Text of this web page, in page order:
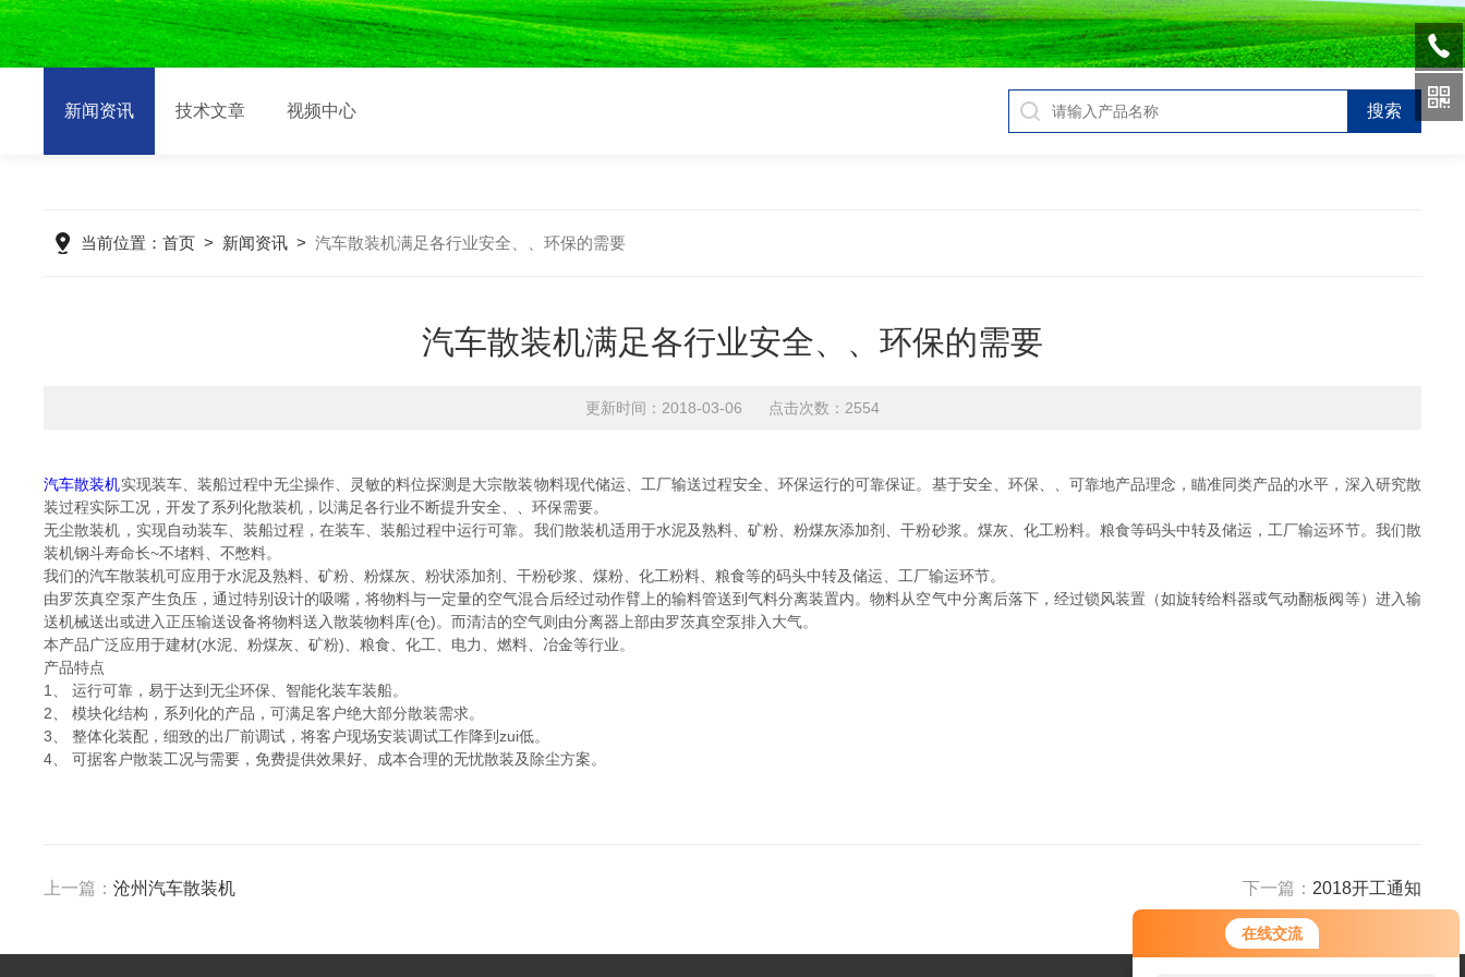
在线交流
新闻资讯 技术文章 视频中心
当前位置：首页 > 新闻资讯 >汽车散装机满足各行业安全、、环保的需要
汽车散装机满足各行业安全、、环保的需要
更新时间：2018-03-06 点击次数：2554
汽车散装机实现装车、装船过程中无尘操作、灵敏的料位探测是大宗散装物料现代储运、工厂输送过程安全、环保运行的可靠保证。基于安全、环保、、可靠地产品理念，瞄准同类产品的水平，深入研究散
装过程实际工况，开发了系列化散装机，以满足各行业不断提升安全、、环保需要。
无尘散装机，实现自动装车、装船过程，在装车、装船过程中运行可靠。我们散装机适用于水泥及熟料、矿粉、粉煤灰添加剂、干粉砂浆。煤灰、化工粉料。粮食等码头中转及储运，工厂输运环节。我们散
装机钢斗寿命长~不堵料、不憋料。
我们的汽车散装机可应用于水泥及熟料、矿粉、粉煤灰、粉状添加剂、干粉砂浆、煤粉、化工粉料、粮食等的码头中转及储运、工厂输运环节。
由罗茨真空泵产生负压，通过特别设计的吸嘴，将物料与一定量的空气混合后经过动作臂上的输料管送到气料分离装置内。物料从空气中分离后落下，经过锁风装置（如旋转给料器或气动翻板阀等）进入输
送机械送出或进入正压输送设备将物料送入散装物料库(仓)。而清洁的空气则由分离器上部由罗茨真空泵排入大气。
本产品广泛应用于建材(水泥、粉煤灰、矿粉)、粮食、化工、电力、燃料、冶金等行业。
产品特点
1、 运行可靠，易于达到无尘环保、智能化装车装船。
2、 模块化结构，系列化的产品，可满足客户绝大部分散装需求。
3、 整体化装配，细致的出厂前调试，将客户现场安装调试工作降到zui低。
4、 可据客户散装工况与需要，免费提供效果好、成本合理的无忧散装及除尘方案。
上一篇：沧州汽车散装机 下一篇： 2018开工通知